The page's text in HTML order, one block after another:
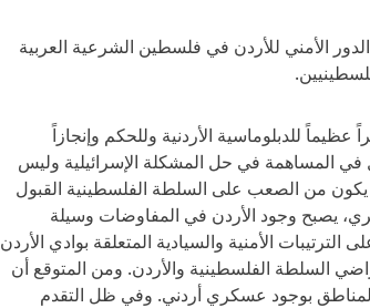
الدور الأمني للأردن في فلسطين الشرعية العربية
عظيماً للدبلوماسية الأردنية وللحكم وإنجازاً
المساهمة في حل المشكلة الإسرائيلية وليس
يكون من الصعب على السلطة الفلسطينية القبول
يصبح وجود الأردن في المفاوضات وسيلة
الأمنية والسيادية المتعلقة بوادي الأردن
السلطة الفلسطينية والأردن. ومن المتوقع أن
بوجود عسكري أردني. وفي ظل التقدم